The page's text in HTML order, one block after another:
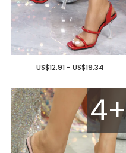
US$12.91 - US$19.34
4+